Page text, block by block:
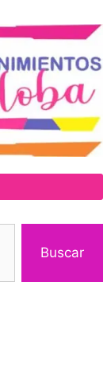
Buscar